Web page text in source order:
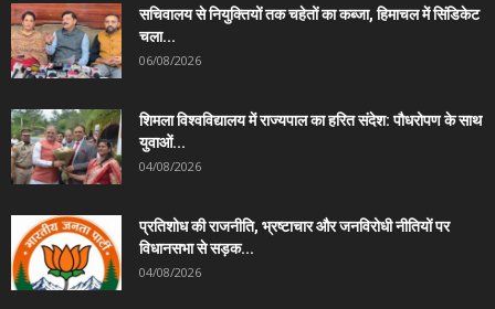
सचिवालय से नियुक्तियों तक चहेतों का कब्जा, हिमाचल में सिंडिकेट
चला...
06/08/2026
शिमला विश्वविद्यालय में राज्यपाल का हरित संदेश: पौधरोपण के साथ
युवाओं...
04/08/2026
प्रतिशोध की राजनीति, भ्रष्टाचार और जनविरोधी नीतियों पर
विधानसभा से सड़क...
04/08/2026